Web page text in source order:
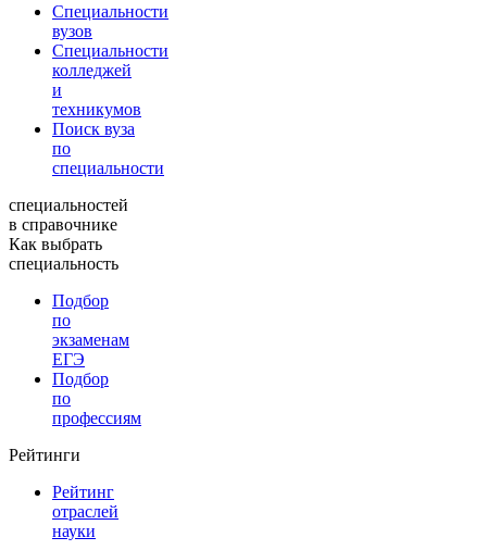
Специальности
вузов
Специальности
колледжей
и
техникумов
Поиск вуза
по
специальности
специальностей
в справочнике
Как выбрать
специальность
Подбор
по
экзаменам
ЕГЭ
Подбор
по
профессиям
Рейтинги
Рейтинг
отраслей
науки